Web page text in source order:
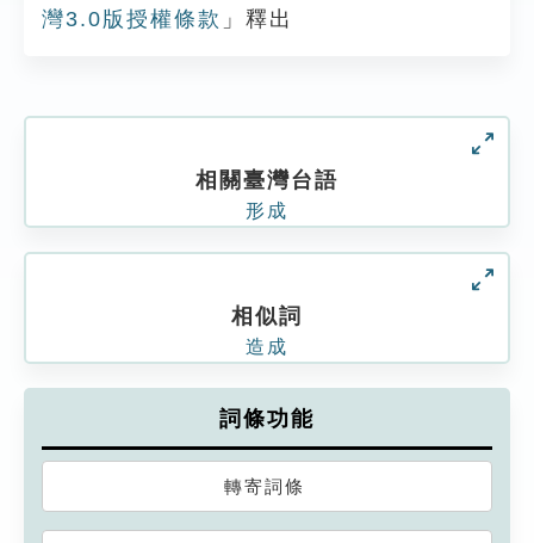
灣3.0版授權條款 」釋出
相關臺灣台語
形成
相似詞
造成
詞條功能
轉寄詞條